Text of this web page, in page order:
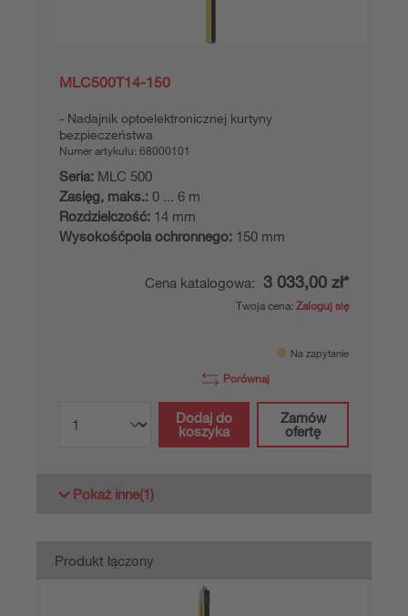
MLC500T14-150
Nadajnik optoelektronicznej kurtyny
bezpieczeństwa
Numer artykułu: 68000101
Seria: MLC 500
Zasięg, maks.: 0 ... 6 m
Rozdzielczość: 14 mm
Wysokośćpola ochronnego: 150 mm
Cena katalogowa: 3 033,00 zł*
Twoja cena: Zaloguj się
Na zapytanie
Porównaj
Dodaj do
koszyka
Zamów
ofertę
Pokaż inne(1)
Produkt łączony